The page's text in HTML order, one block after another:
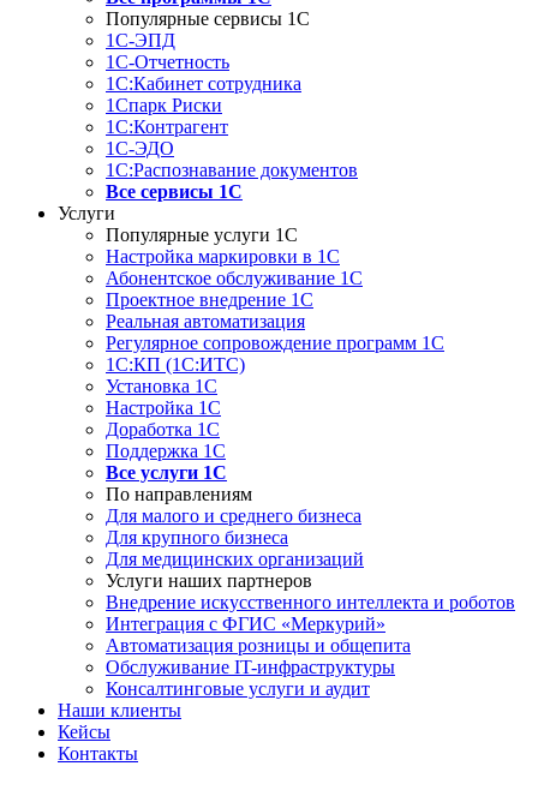
Популярные сервисы 1С
1С-ЭПД
1С-Отчетность
1С:Кабинет сотрудника
1Спарк Риски
1С:Контрагент
1С-ЭДО
1С:Распознавание документов
Все сервисы 1С
Услуги
Популярные услуги 1С
Настройка маркировки в 1С
Абонентское обслуживание 1С
Проектное внедрение 1С
Реальная автоматизация
Регулярное сопровождение программ 1С
1С:КП (1С:ИТС)
Установка 1С
Настройка 1С
Доработка 1С
Поддержка 1С
Все услуги 1С
По направлениям
Для малого и среднего бизнеса
Для крупного бизнеса
Для медицинских организаций
Услуги наших партнеров
Внедрение искусственного интеллекта и роботов
Интеграция с ФГИС «Меркурий»
Автоматизация розницы и общепита
Обслуживание IT-инфраструктуры
Консалтинговые услуги и аудит
Наши клиенты
Кейсы
Контакты